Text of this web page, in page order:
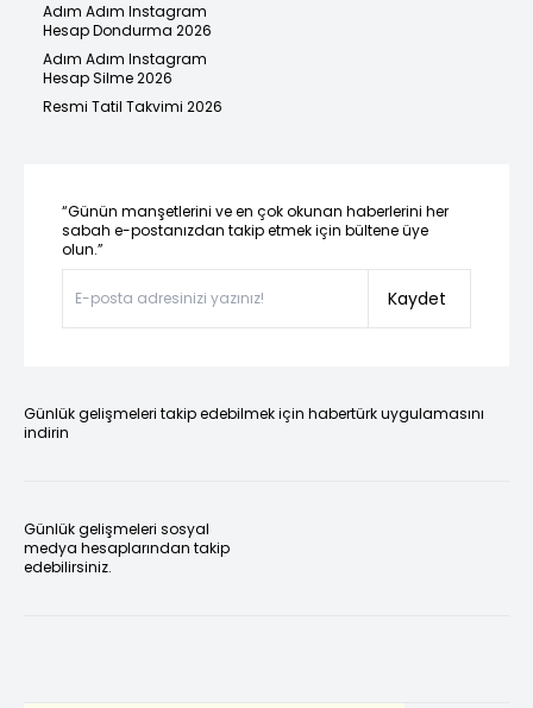
Adım Adım Instagram
Hesap Dondurma 2026
Adım Adım Instagram
Hesap Silme 2026
Resmi Tatil Takvimi 2026
“Günün manşetlerini ve en çok okunan haberlerini her
sabah e-postanızdan takip etmek için bültene üye
olun.”
Kaydet
Günlük gelişmeleri takip edebilmek için habertürk uygulamasını
indirin
Günlük gelişmeleri sosyal
medya hesaplarından takip
edebilirsiniz.